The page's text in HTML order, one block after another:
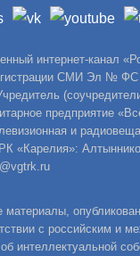
интернет-канал
СМИ Эл № ФС
предприятие
и
«Карелия»:
с российским и
интеллектуальной